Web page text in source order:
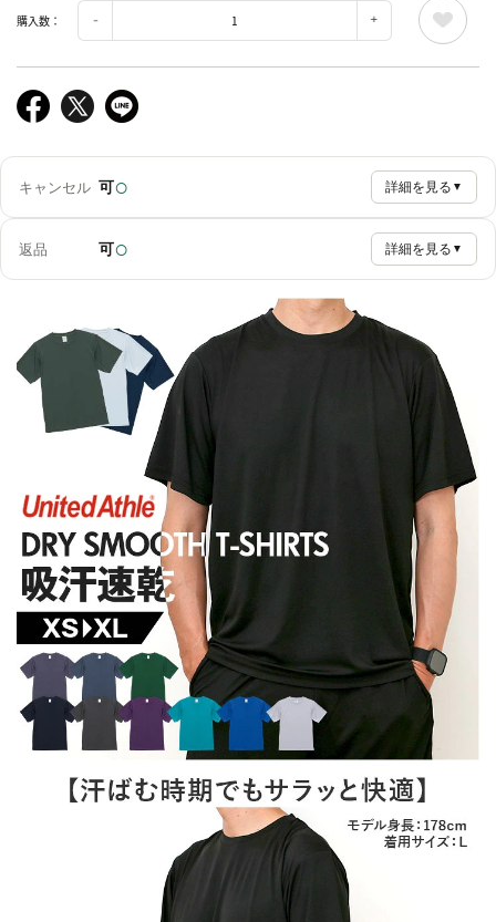
購入数：
キャンセル 可○ 詳細を見る ▼
返品 可○ 詳細を見る ▼